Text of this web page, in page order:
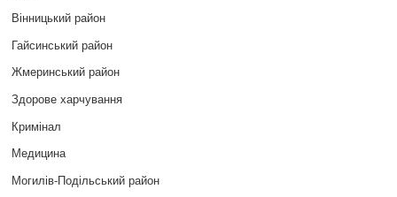
Вінницький район
Гайсинський район
Жмеринський район
Здорове харчування
Кримінал
Медицина
Могилів-Подільський район